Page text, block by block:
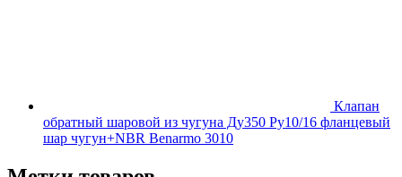
Клапан
обратный шаровой из чугуна Ду350 Ру10/16 фланцевый
шар чугун+NBR Benarmo 3010